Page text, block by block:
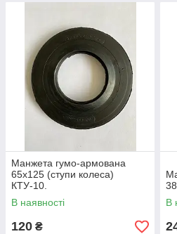
Манжета гумо-армована
65х125 (ступи колеса)
КТУ-10.
В наявності
120 ₴
В